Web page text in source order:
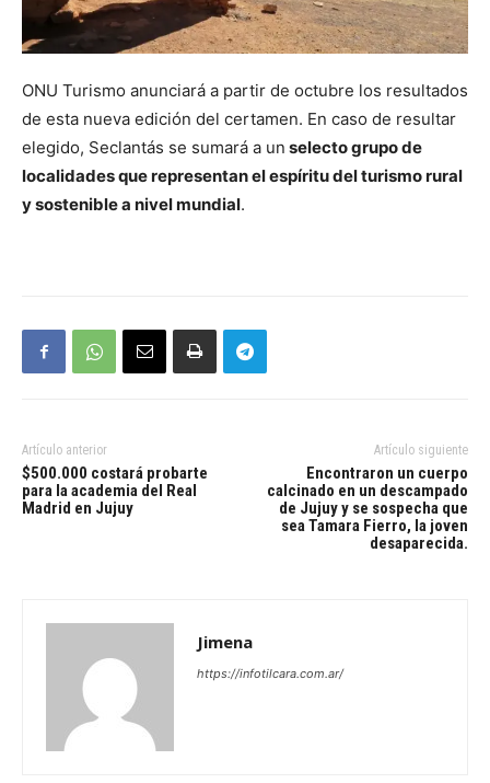
ONU Turismo anunciará a partir de octubre los resultados
de esta nueva edición del certamen. En caso de resultar
elegido, Seclantás se sumará a un selecto grupo de
localidades que representan el espíritu del turismo rural
y sostenible a nivel mundial.
Artículo anterior
$500.000 costará probarte
para la academia del Real
Madrid en Jujuy
Artículo siguiente
Encontraron un cuerpo
calcinado en un descampado
de Jujuy y se sospecha que
sea Tamara Fierro, la joven
desaparecida.
Jimena
https://infotilcara.com.ar/